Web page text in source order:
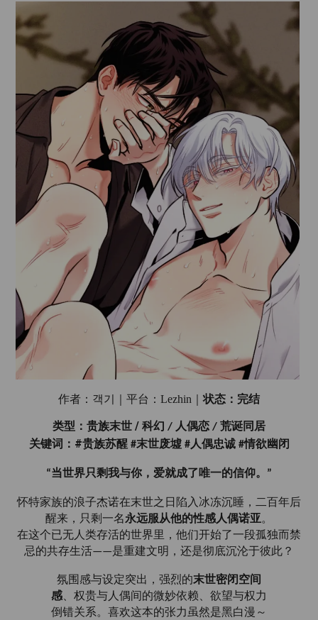
作者：객기｜平台： Lezhin｜状态：完结
类型：贵族末世 / 科幻 / 人偶恋 / 荒诞同居
关键词： #贵族苏醒 #末世废墟 #人偶忠诚 #情欲幽闭
“当世界只剩我与你，爱就成了唯一的信仰。 ”
怀特家族的浪子杰诺在末世之日陷入冰冻沉睡，二百年后
醒来，只剩一名永远服从他的性感人偶诺亚。
在这个已无人类存活的世界里，他们开始了一段孤独而禁
忌的共存生活——是重建文明，还是彻底沉沦于彼此？
氛围感与设定突出，强烈的末世密闭空间
感、权贵与人偶间的微妙依赖、欲望与权力
倒错关系。喜欢这本的张力虽然是黑白漫～